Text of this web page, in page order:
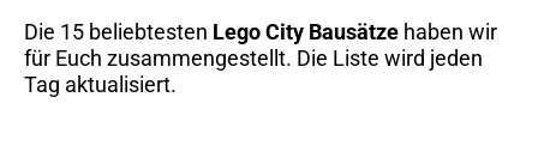
Die 15 beliebtesten Lego City Bausätze haben wir
für Euch zusammengestellt. Die Liste wird jeden
Tag aktualisiert.